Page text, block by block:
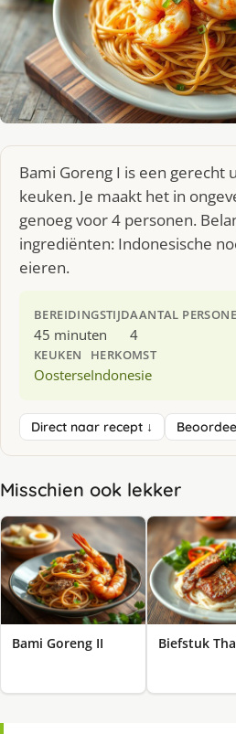
Bami Goreng I is een gerecht
keuken. Je maakt het in
genoeg voor 4 personen.
ingrediënten: Indonesische
eieren.
BEREIDINGSTIJD
45 minuten
AANTAL
4
KEUKEN
Oosterse
HERKOMST
Indonesie
Direct naar recept ↓
Misschien ook lekker
Bami Goreng II Biefstuk